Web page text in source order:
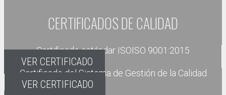
CERTIFICADOS DE CALIDAD
Certificado estándar ISOISO 9001:2015
VER CERTIFICADO
Certificado del Sistema de Gestión de la Calidad
VER CERTIFICADO